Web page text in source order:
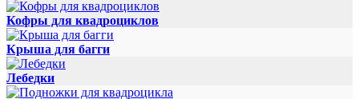
Кофры для квадроциклов
Крыша для багги
Лебедки